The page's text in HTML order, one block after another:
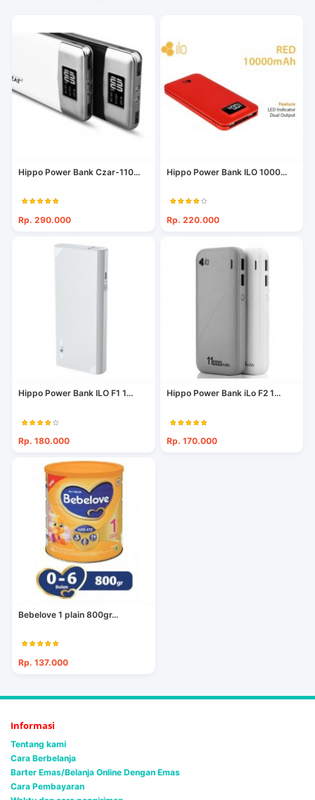
Hippo Power Bank Czar-110...
Rp. 290.000
Hippo Power Bank ILO 1000...
Rp. 220.000
Hippo Power Bank ILO F1 1...
Rp. 180.000
Hippo Power Bank iLo F2 1...
Rp. 170.000
Bebelove 1 plain 800gr...
Rp. 137.000
Informasi
Tentang kami
Cara Berbelanja
Barter Emas/Belanja Online Dengan Emas
Cara Pembayaran